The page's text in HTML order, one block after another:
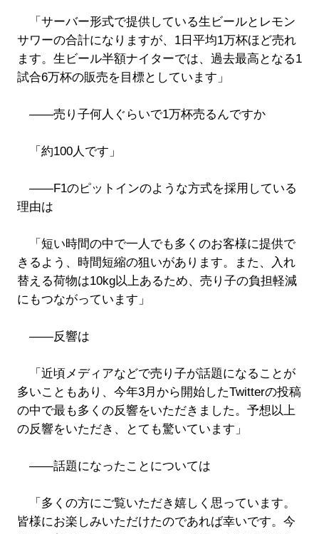
「サーバー形式で提供している生ビールとレモン
サワーの合計になりますが、1日平均1万杯ほど売れ
ます。生ビール半額ナイターでは、過去最高となる1
試合6万杯の販売を目標としています」
――売り子何人ぐらいで1万杯売るんですか
「約100人です」
――F1のピットインのような方式を採用している
理由は
「短い時間の中で一人でも多くのお客様に提供で
きるよう、時間短縮の狙いがあります。また、入れ
替える荷物は10kg以上あるため、売り子の負担軽減
にもつながっています」
――反響は
「近頃メディアなどで売り子が話題になることが
多いこともあり、今年3月から開始したTwitterの投稿
の中で最も多くの反響をいただきました。予想以上
の反響をいただき、とても驚いています」
――話題になったことについては
「多くの方にご覧いただき嬉しく思っています。
皆様にお楽しみいただけたのであれば幸いです。今